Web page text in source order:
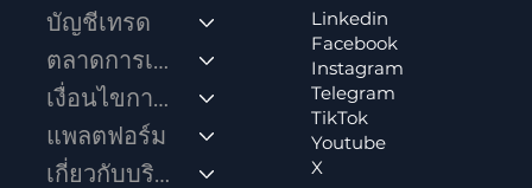
บัญชีเทรด
ตลาดการเทรด
เงื่อนไขการเทรด
แพลตฟอร์ม
เกี่ยวกับบริษัท
Linkedin
Facebook
Instagram
Telegram
TikTok
Youtube
X